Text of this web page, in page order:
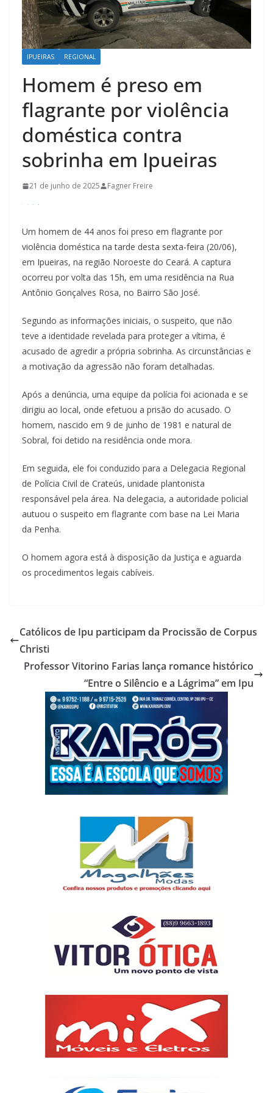
IPUEIRAS REGIONAL
Homem é preso em
flagrante por violência
doméstica contra
sobrinha em Ipueiras
21 de junho de 2025 Fagner Freire
Um homem de 44 anos foi preso em flagrante por
violência doméstica na tarde desta sexta-feira (20/06),
em Ipueiras, na região Noroeste do Ceará. A captura
ocorreu por volta das 15h, em uma residência na Rua
Antônio Gonçalves Rosa, no Bairro São José.
Segundo as informações iniciais, o suspeito, que não
teve a identidade revelada para proteger a vítima, é
acusado de agredir a própria sobrinha. As circunstâncias e
a motivação da agressão não foram detalhadas.
Após a denúncia, uma equipe da polícia foi acionada e se
dirigiu ao local, onde efetuou a prisão do acusado. O
homem, nascido em 9 de junho de 1981 e natural de
Sobral, foi detido na residência onde mora.
Em seguida, ele foi conduzido para a Delegacia Regional
de Polícia Civil de Crateús, unidade plantonista
responsável pela área. Na delegacia, a autoridade policial
autuou o suspeito em flagrante com base na Lei Maria
da Penha.
O homem agora está à disposição da Justiça e aguarda
os procedimentos legais cabíveis.
Católicos de Ipu participam da Procissão de Corpus
Christi
Professor Vitorino Farias lança romance histórico
“Entre o Silêncio e a Lágrima” em Ipu